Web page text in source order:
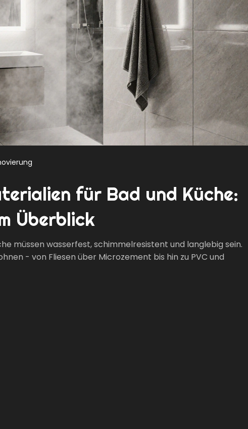
für Bad und Küche:
Überblick
müssen wasserfest, schimmelresistent und langlebig sein.
- von Fliesen über Microzement bis hin zu PVC und